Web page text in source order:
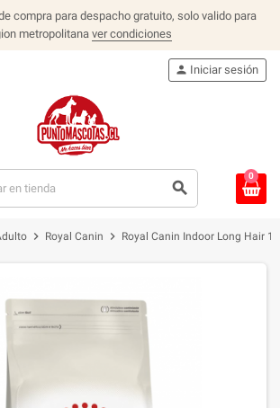
compra para despacho gratuito, solo valido para
metropolitana ver condiciones
search
person Iniciar sesión
0
chevron_right Royal Canin chevron_right Royal Canin Indoor Long Hair